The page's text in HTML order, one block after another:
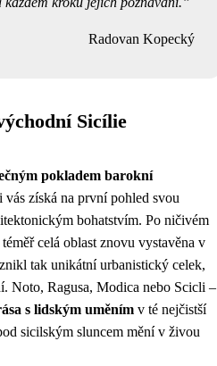
Radovan Kopecký
Sicílie
pokladem barokní
vás získá na první pohled svou
bohatstvím. Po ničivém
celá oblast znovu vystavěna v
tak unikátní urbanistický celek,
Noto, Ragusa, Modica nebo Scicli –
s lidským uměním v té nejčistší
sicilským sluncem mění v živou